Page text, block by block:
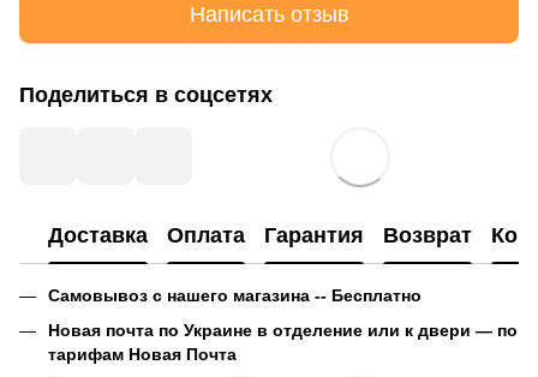
Написать отзыв
Поделиться в соцсетях
Доставка Оплата Гарантия Возврат
Самовывоз с нашего магазина -- Бесплатно
Новая почта по Украине в отделение или к двери — по
тарифам Новая Почта